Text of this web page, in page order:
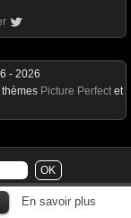
En savoir plus
- 2026
Picture Perfect et